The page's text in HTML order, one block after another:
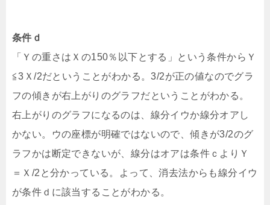
条件ｄ
「Ｙの重さはＸの150％以下とする」という条件からＹ
≦3Ｘ/2だということがわかる。3/2が正の値なのでグラ
フの傾きが右上がりのグラフだということがわかる。
右上がりのグラフになるのは、線分イウか線分オアし
かない。ウの座標が明確ではないので、傾きが3/2のグ
ラフかは断定できないが、線分はオアは条件ｃよりＹ
＝Ｘ/2と分かっている。よって、消去法からも線分イウ
が条件ｄに該当することがわかる。